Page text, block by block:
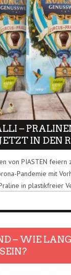
–
IN DEN
von PIASTEN feiern
Pandemie mit
in plastikfreier
– WIE